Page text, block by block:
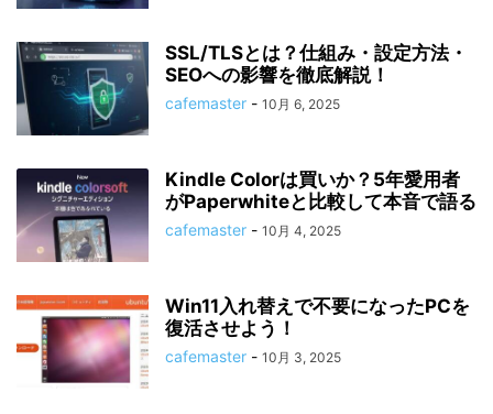
SSL/TLSとは？仕組み・設定方法・
SEOへの影響を徹底解説！
cafemaster - 10月 6, 2025
Kindle Colorは買いか？5年愛用者
がPaperwhiteと比較して本音で語る
cafemaster - 10月 4, 2025
Win11入れ替えで不要になったPCを
復活させよう！
cafemaster - 10月 3, 2025